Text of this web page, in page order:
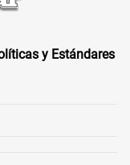
y Estándares